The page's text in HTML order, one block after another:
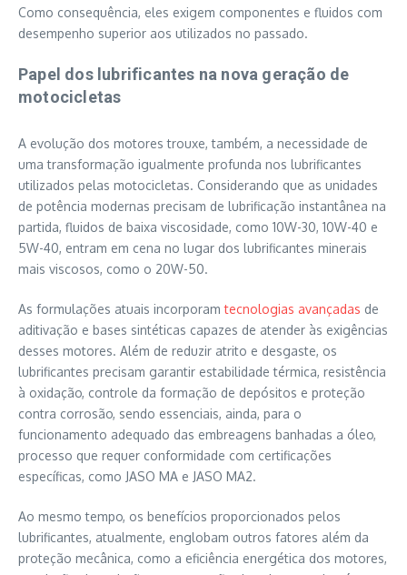
Como consequência, eles exigem componentes e fluidos com
desempenho superior aos utilizados no passado.
Papel dos lubrificantes na nova geração de
motocicletas
A evolução dos motores trouxe, também, a necessidade de
uma transformação igualmente profunda nos lubrificantes
utilizados pelas motocicletas. Considerando que as unidades
de potência modernas precisam de lubrificação instantânea na
partida, fluidos de baixa viscosidade, como 10W-30, 10W-40 e
5W-40, entram em cena no lugar dos lubrificantes minerais
mais viscosos, como o 20W-50.
As formulações atuais incorporamtecnologias avançadas de
aditivação e bases sintéticas capazes de atender às exigências
desses motores. Além de reduzir atrito e desgaste, os
lubrificantes precisam garantir estabilidade térmica, resistência
à oxidação, controle da formação de depósitos e proteção
contra corrosão, sendo essenciais, ainda, para o
funcionamento adequado das embreagens banhadas a óleo,
processo que requer conformidade com certificações
específicas, como JASO MA e JASO MA2.
Ao mesmo tempo, os benefícios proporcionados pelos
lubrificantes, atualmente, englobam outros fatores além da
proteção mecânica, como a eficiência energética dos motores,